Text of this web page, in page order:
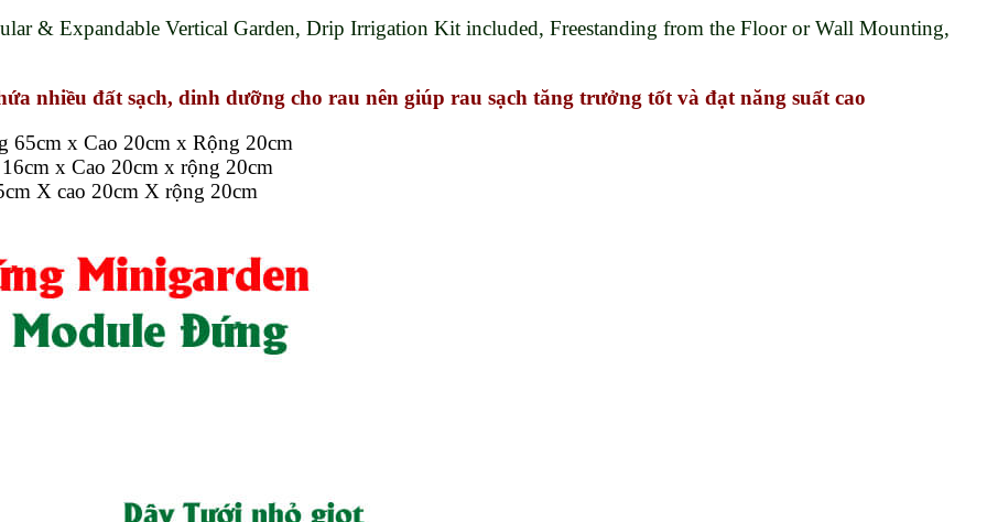
& Expandable Vertical Garden, Drip Irrigation Kit included, Freestanding from the Floor or Wall Mounting,
nhiều đất sạch, dinh dưỡng cho rau nên giúp rau sạch tăng trưởng tốt và đạt năng suất cao
65cm x Cao 20cm x Rộng 20cm
x Cao 20cm x rộng 20cm
X cao 20cm X rộng 20cm